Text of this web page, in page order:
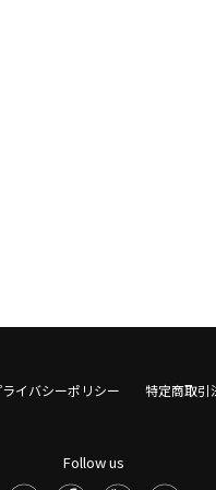
ライバシーポリシー 特定商取引
Follow us